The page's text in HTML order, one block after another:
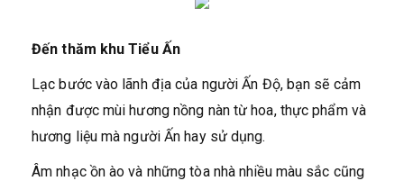
Đến thăm khu Tiểu Ấn
Lạc bước vào lãnh địa của người Ấn Độ, bạn sẽ cảm
nhận được mùi hương nồng nàn từ hoa, thực phẩm và
hương liệu mà người Ấn hay sử dụng.
Âm nhạc ồn ào và những tòa nhà nhiều màu sắc cũng